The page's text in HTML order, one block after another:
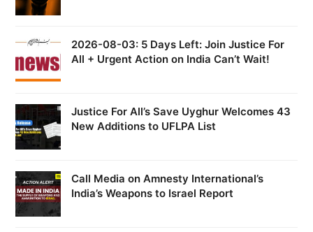
2026-08-03: 5 Days Left: Join Justice For
All + Urgent Action on India Can’t Wait!
Justice For All’s Save Uyghur Welcomes 43
New Additions to UFLPA List
Call Media on Amnesty International’s
India’s Weapons to Israel Report